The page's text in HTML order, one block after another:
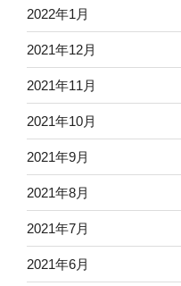
2022年1月
2021年12月
2021年11月
2021年10月
2021年9月
2021年8月
2021年7月
2021年6月